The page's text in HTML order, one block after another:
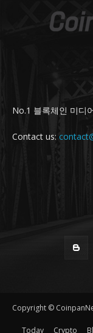
No.1 블록체인 미디
Contact us:
Copyright ©
Today Crypto